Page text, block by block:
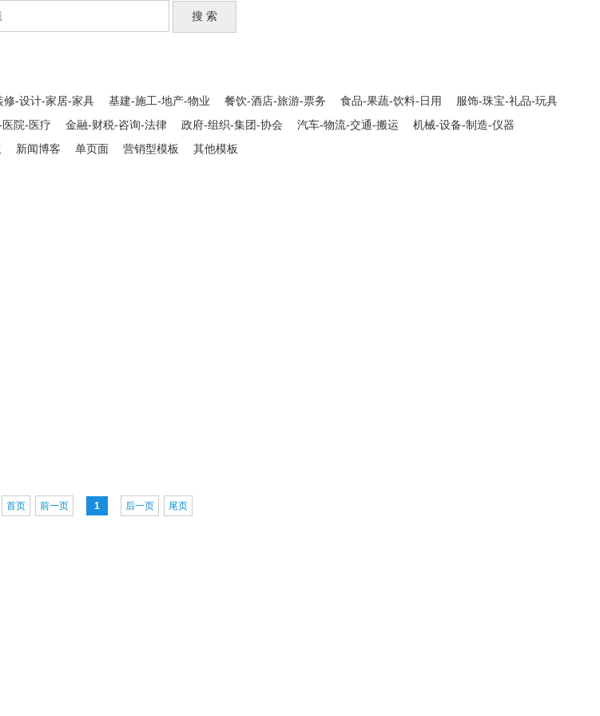
修-设计-家居-家具 基建-施工-地产-物业 餐饮-酒店-旅游-票务 食品-果蔬-饮料-日用
服饰-珠宝-礼品-玩具
院-医疗 金融-财税-咨询-法律 政府-组织-集团-协会 汽车-物流-交通-搬运
机械-设备-制造-仪器
新闻博客 单页面 营销型模板 其他模板
首页 前一页 1 后一页 尾页